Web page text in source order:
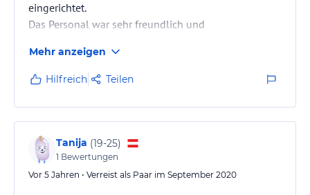
eingerichtet.
Das Personal war sehr freundlich und
Ein fast perfekter Aufenthalt mit kleinen Makeln:
- die Speisen hätten wir uns ein weniger heißer
serviert gewünscht.
- das Housekeeping hat 2 Handtücher mitgenommen
und dann nicht ersetzt. Das war kein Problem, da von
vornherein 4 Handtücher vorhanden waren.
- obwohl noch neu, gab es bereits Gebrauchsspuren
an der Einrichtung. War wohl nicht die beste Auswahl
Mehr anzeigen
Hilfreich Teilen
Tanija (19-25)
1 Bewertungen
Vor 5 Jahren • Verreist als Paar im September 2020